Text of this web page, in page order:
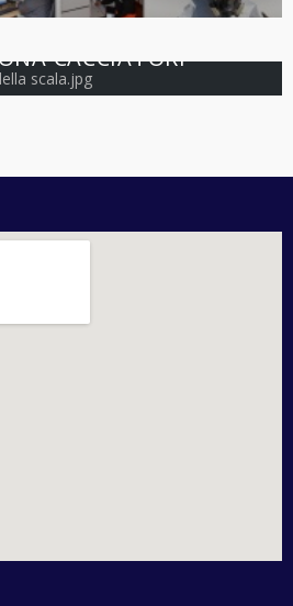
CACCIATORI